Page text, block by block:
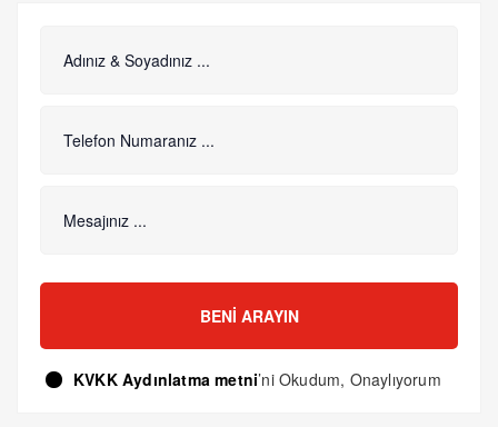
BENI ARAYIN
KVKK Aydınlatma metni’ni Okudum, Onaylıyorum